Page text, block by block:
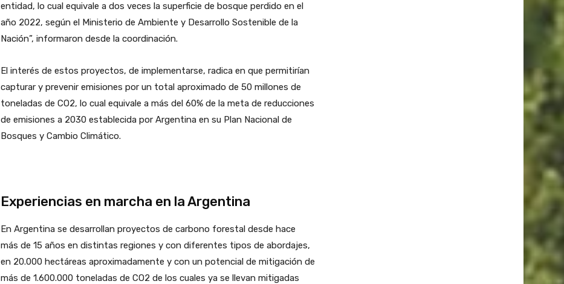
entidad, lo cual equivale a dos veces la superficie de bosque perdido en el
año 2022, según el Ministerio de Ambiente y Desarrollo Sostenible de la
Nación”, informaron desde la coordinación.
El interés de estos proyectos, de implementarse, radica en que permitirían
capturar y prevenir emisiones por un total aproximado de 50 millones de
toneladas de CO2, lo cual equivale a más del 60% de la meta de reducciones
de emisiones a 2030 establecida por Argentina en su Plan Nacional de
Bosques y Cambio Climático.
Experiencias en marcha en la Argentina
En Argentina se desarrollan proyectos de carbono forestal desde hace
más de 15 años en distintas regiones y con diferentes tipos de abordajes,
en 20.000 hectáreas aproximadamente y con un potencial de mitigación de
más de 1.600.000 toneladas de CO2 de los cuales ya se llevan mitigadas